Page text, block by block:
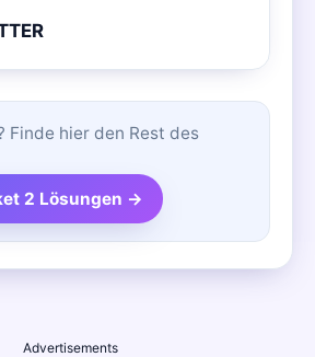
Finde hier den Rest des
2 Lösungen →
Advertisements